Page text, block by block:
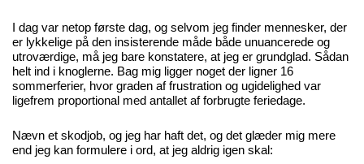
I dag var netop første dag, og selvom jeg finder mennesker, der
er lykkelige på den insisterende måde både unuancerede og
utroværdige, må jeg bare konstatere, at jeg er grundglad. Sådan
helt ind i knoglerne. Bag mig ligger noget der ligner 16
sommerferier, hvor graden af frustration og ugidelighed var
ligefrem proportional med antallet af forbrugte feriedage.
Nævn et skodjob, og jeg har haft det, og det glæder mig mere
end jeg kan formulere i ord, at jeg aldrig igen skal: